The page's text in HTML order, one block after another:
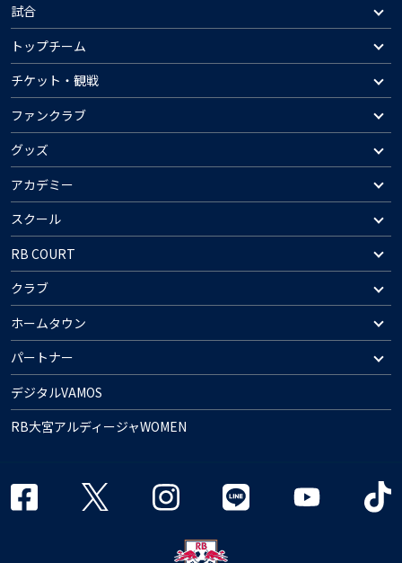
試合
トップチーム
チケット・観戦
ファンクラブ
グッズ
アカデミー
スクール
RB COURT
クラブ
ホームタウン
パートナー
デジタルVAMOS
RB大宮アルディージャWOMEN